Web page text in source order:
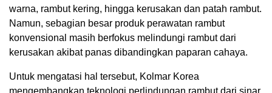
warna, rambut kering, hingga kerusakan dan patah rambut.
Namun, sebagian besar produk perawatan rambut
konvensional masih berfokus melindungi rambut dari
kerusakan akibat panas dibandingkan paparan cahaya.
Untuk mengatasi hal tersebut, Kolmar Korea
mengembangkan teknologi perlindungan rambut dari sinar